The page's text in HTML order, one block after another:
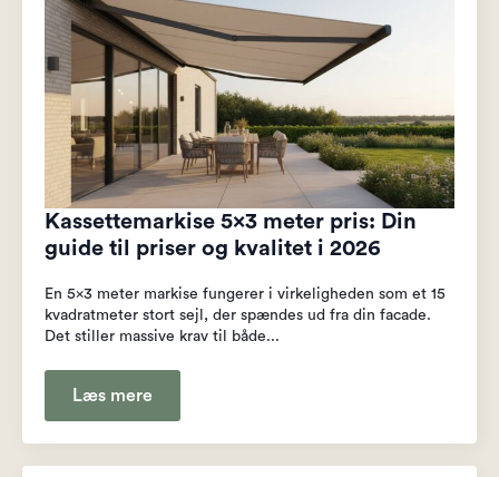
Kassettemarkise 5×3 meter pris: Din
guide til priser og kvalitet i 2026
En 5x3 meter markise fungerer i virkeligheden som et 15
kvadratmeter stort sejl, der spændes ud fra din facade.
Det stiller massive krav til både...
Læs mere